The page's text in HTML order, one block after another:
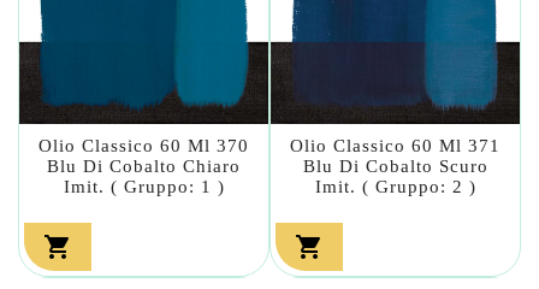
Olio Classico 60 Ml 370
Blu Di Cobalto Chiaro
Imit. ( Gruppo: 1 )

Olio Classico 60 Ml 371
Blu Di Cobalto Scuro
Imit. ( Gruppo: 2 )
